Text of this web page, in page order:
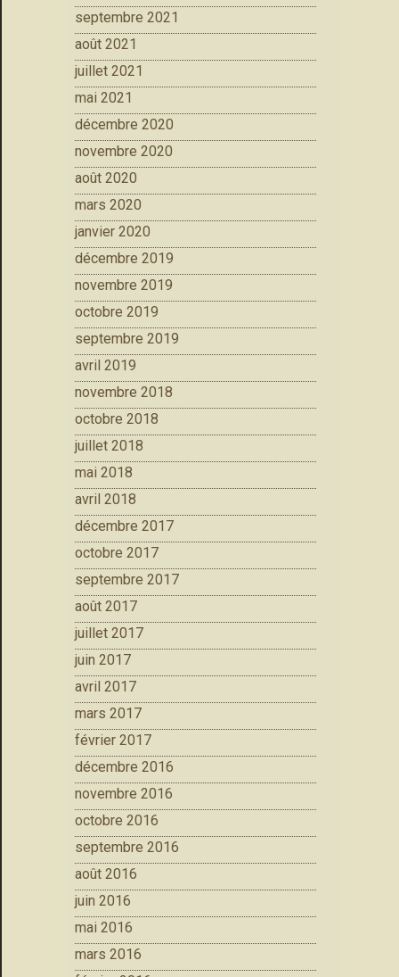
septembre 2021
août 2021
juillet 2021
mai 2021
décembre 2020
novembre 2020
août 2020
mars 2020
janvier 2020
décembre 2019
novembre 2019
octobre 2019
septembre 2019
avril 2019
novembre 2018
octobre 2018
juillet 2018
mai 2018
avril 2018
décembre 2017
octobre 2017
septembre 2017
août 2017
juillet 2017
juin 2017
avril 2017
mars 2017
février 2017
décembre 2016
novembre 2016
octobre 2016
septembre 2016
août 2016
juin 2016
mai 2016
mars 2016